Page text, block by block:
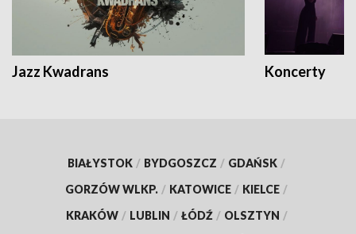
Jazz Kwadrans Koncerty
BIAŁYSTOK / BYDGOSZCZ / GDAŃSK /
GORZÓW WLKP. / KATOWICE / KIELCE /
KRAKÓW / LUBLIN / ŁÓDŹ / OLSZTYN /